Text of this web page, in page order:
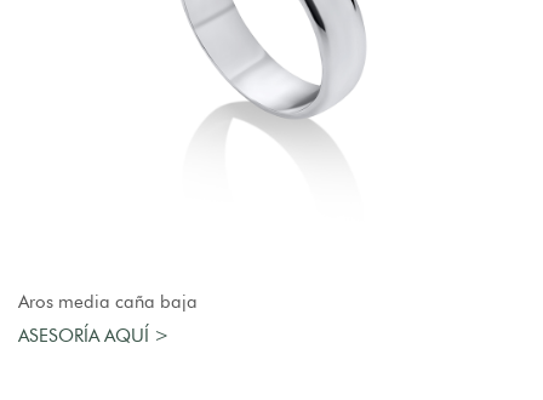
Aros media caña baja
ASESORÍA AQUÍ >